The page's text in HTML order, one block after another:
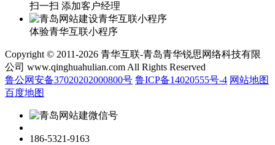
扫一扫 添加客户经理
体验青华互联小程序
Copyright © 2011-2026 青华互联-青岛青华锐思网络科技有限
公司 www.qinghuahulian.com All Rights Reserved
鲁公网安备37020202000800号 鲁ICP备14020555号-4 网站地图
百度地图
186-5321-9163